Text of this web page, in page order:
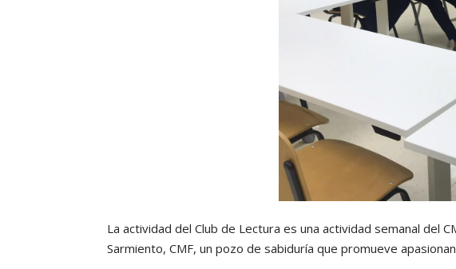
La actividad del Club de Lectura es una actividad semanal del
Sarmiento, CMF, un pozo de sabiduría que promueve